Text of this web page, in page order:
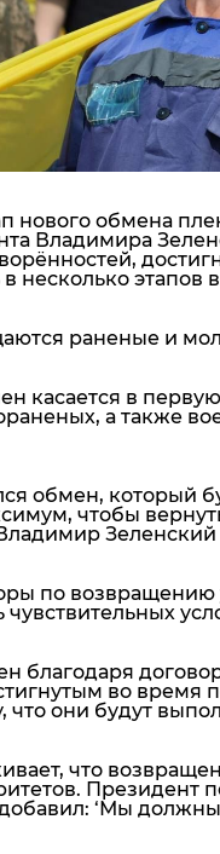
нового обмена
Владимира
несколько
раненые и
касается в
а также
обмен, который
чтобы
Зеленский
по возвращению
благодаря
во время
что они будут
что
Президент
‘Мы должны